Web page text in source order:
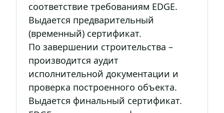
соответствие требованиям EDGE.
Выдается предварительный
(временный) сертификат.
По завершении строительства –
производится аудит
исполнительной документации и
проверка построенного объекта.
Выдается финальный сертификат.